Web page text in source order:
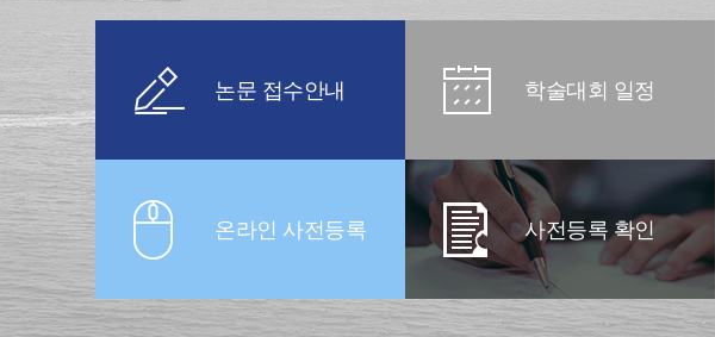
논문 접수안내 학술대회 일정
온라인 사전등록 사전등록 확인